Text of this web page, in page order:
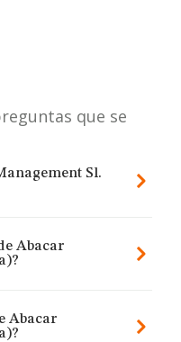
que se
Sl.
Abacar
Abacar